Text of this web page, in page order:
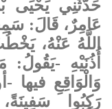
حَدَّثَنِي يَحْيَى
عَامِرٌ، قَالَ:
اللَّهُ عَنْهُ،
أُذُنَيْهِ -يَقُولُ:
وَالْوَاقِعِ فيها
رَكِبُوا